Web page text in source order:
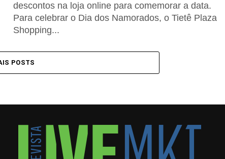
descontos na loja online para comemorar a data.
Para celebrar o Dia dos Namorados, o Tietê Plaza
Shopping...
POSTS